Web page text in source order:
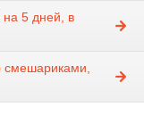
на 5 дней, в
смешариками,